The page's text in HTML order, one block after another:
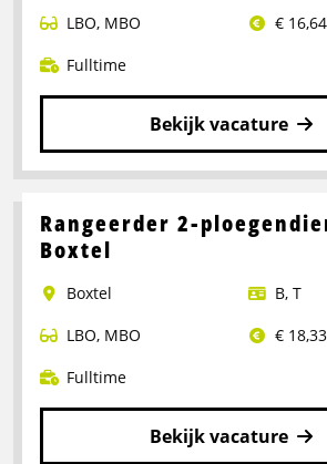
LBO, MBO
€
Fulltime
Bekijk vacature
Lees
over
Portaalwagen
Rangeerder 2-
Boxtel
Boxtel B, T
LBO, MBO
€
Fulltime
Bekijk vacature